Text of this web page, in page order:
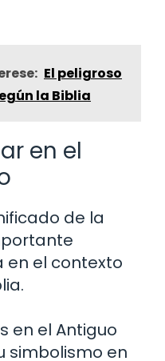
El peligroso
la Biblia
en el
de la
en el contexto
en el Antiguo
simbolismo en